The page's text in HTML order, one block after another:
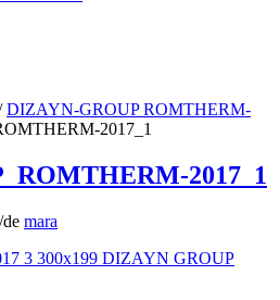
DIZAYN-GROUP ROMTHERM-
2017_1
2017_1
/de mara